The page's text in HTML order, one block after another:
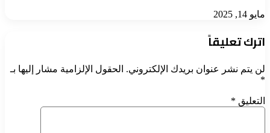
مايو 14, 2025
اترك تعليقاً
لن يتم نشر عنوان بريدك الإلكتروني. الحقول الإلزامية مشار إليها بـ
*
التعليق *